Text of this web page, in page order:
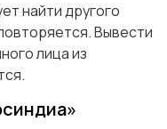
найти другого
Вывести
лица из